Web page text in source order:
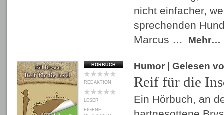
nicht einfacher,
sprechenden
Marcus …
Mehr…
HÖRBUCH
REDAKTION
LESER
EIGENE
Humor | Gelesen
Reif für die
Ein Hörbuch, an